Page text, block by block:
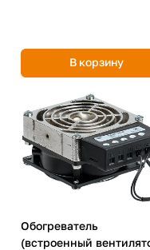
В корзину
Обогреватель
(встроенный